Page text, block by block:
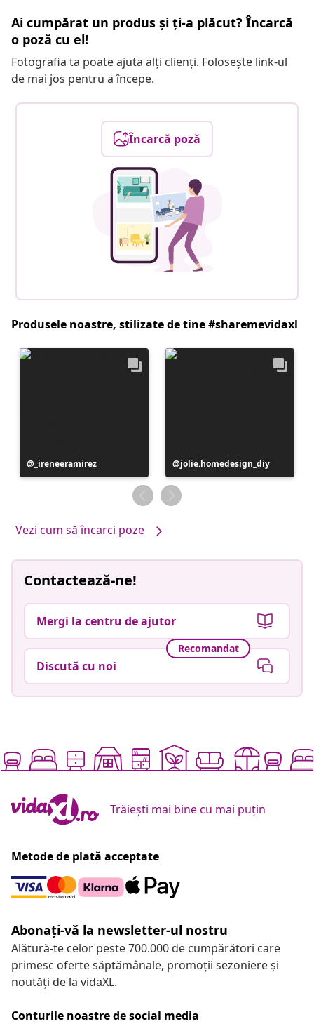
Ai cumpărat un produs și ți-a plăcut? Încarcă
o poză cu el!
Fotografia ta poate ajuta alți clienți. Folosește link-ul
de mai jos pentru a începe.
Încarcă poză
Produsele noastre, stilizate de tine #sharemevidaxl
Postare
publicată
_ireneeramirez
Postare
publicată
de
jolie.homedesign_diy
Vezi cum să încarci poze
Contactează-ne!
Mergi la centru de ajutor
Recomandat
Discută cu noi
Trăiești mai bine cu mai puțin
Metode de plată acceptate
Abonați-vă la newsletter-ul nostru
Alătură-te celor peste 700.000 de cumpărători care
primesc oferte săptămânale, promoții sezoniere și
noutăți de la vidaXL.
Conturile noastre de social media